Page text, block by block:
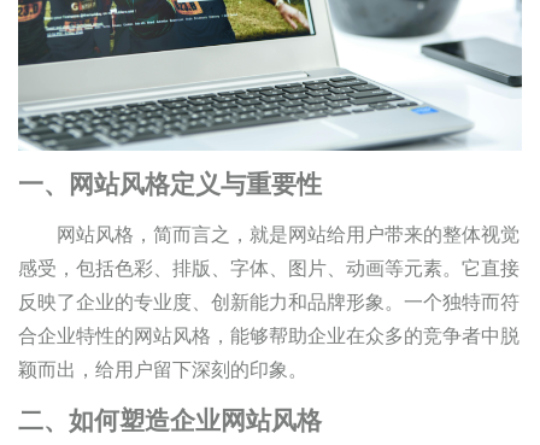
一、网站风格定义与重要性
网站风格，简而言之，就是网站给用户带来的整体视觉
感受，包括色彩、排版、字体、图片、动画等元素。它直接
反映了企业的专业度、创新能力和品牌形象。一个独特而符
合企业特性的网站风格，能够帮助企业在众多的竞争者中脱
颖而出，给用户留下深刻的印象。
二、如何塑造企业网站风格